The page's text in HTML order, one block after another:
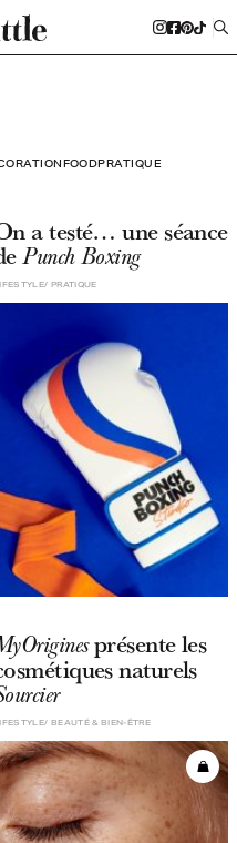
FOODPRATIQUE
a testé… une séance
Punch Boxing
PRATIQUE
présente les
naturels
BEAUTÉ & BIEN-ÊTRE